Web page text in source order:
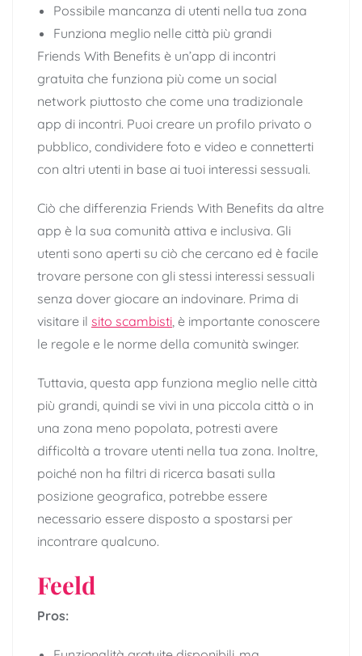
Possibile mancanza di utenti nella tua zona
Funziona meglio nelle città più grandi
Friends With Benefits è un’app di incontri
gratuita che funziona più come un social
network piuttosto che come una tradizionale
app di incontri. Puoi creare un profilo privato o
pubblico, condividere foto e video e connetterti
con altri utenti in base ai tuoi interessi sessuali.
Ciò che differenzia Friends With Benefits da altre
app è la sua comunità attiva e inclusiva. Gli
utenti sono aperti su ciò che cercano ed è facile
trovare persone con gli stessi interessi sessuali
senza dover giocare an indovinare. Prima di
visitare il sito scambisti, è importante conoscere
le regole e le norme della comunità swinger.
Tuttavia, questa app funziona meglio nelle città
più grandi, quindi se vivi in ​​una piccola città o in
una zona meno popolata, potresti avere
difficoltà a trovare utenti nella tua zona. Inoltre,
poiché non ha filtri di ricerca basati sulla
posizione geografica, potrebbe essere
necessario essere disposto a spostarsi per
incontrare qualcuno.
Feeld
Pros: